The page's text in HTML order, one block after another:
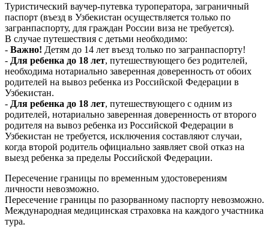
Туристический ваучер-путевка туроператора, заграничный
паспорт (въезд в Узбекистан осуществляется только по
загранпаспорту, для граждан России виза не требуется).
В случае путешествия с детьми необходимо:
- Важно! Детям до 14 лет въезд только по загранпаспорту!
- Для ребенка до 18 лет, путешествующего без родителей,
необходима нотариально заверенная доверенность от обоих
родителей на вывоз ребенка из Российской Федерации в
Узбекистан.
- Для ребенка до 18 лет, путешествующего с одним из
родителей, нотариально заверенная доверенность от второго
родителя на вывоз ребенка из Российской Федерации в
Узбекистан не требуется, исключения составляют случаи,
когда второй родитель официально заявляет свой отказ на
выезд ребенка за пределы Российской Федерации.
Пересечение границы по временным удостоверениям
личности невозможно.
Пересечение границы по разорванному паспорту невозможно.
Международная медицинская страховка на каждого участника
тура.